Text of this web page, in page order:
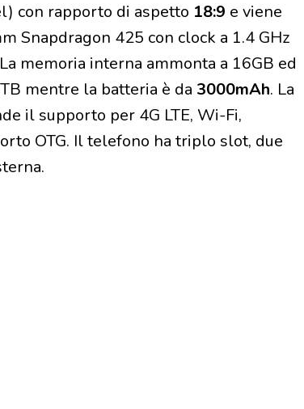
con rapporto di aspetto 18:9 e viene
Snapdragon 425 con clock a 1.4 GHz
memoria interna ammonta a 16GB ed
mentre la batteria è da 3000mAh. La
il supporto per 4G LTE, Wi-Fi,
OTG. Il telefono ha triplo slot, due